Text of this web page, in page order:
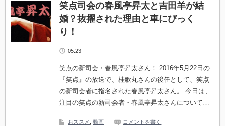
笑点司会の春風亭昇太と吉田羊が結
婚？抜擢された理由と車にびっく
り！
05.23
笑点の新司会・春風亭昇太さん！ 2016年5月22日の
『笑点』の放送で、桂歌丸さんの後任として、笑点
の新司会者に指名された春風亭昇太さん。 今日は、
注目の笑点の新司会者・春風亭昇太さんについて…
おススメ ,動画 コメントを書く